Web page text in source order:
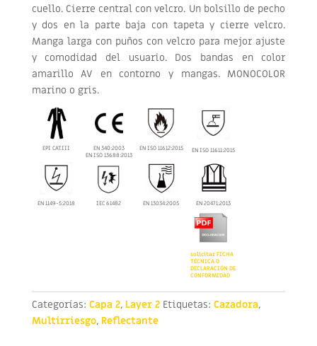
cuello. Cierre central con velcro. Un bolsillo de pecho
y dos en la parte baja con tapeta y cierre velcro.
Manga larga con puños con velcro para mejor ajuste
y comodidad del usuario. Dos bandas en color
amarillo AV en contorno y mangas. MONOCOLOR
marino o gris.
EPI CAT.III
EN 340:2003
EN ISO 13688:2013
EN ISO 11612:2015 EN ISO 11611:2015
EN 1149-5:2018 IEC 61482 EN 13034:2005 EN 20471:2013
solicitar FICHA
TÉCNICA O
DECLARACIÓN DE
CONFORMIDAD
Categorías: Capa 2, Layer 2 Etiquetas: Cazadora,
Multirriesgo, Reflectante